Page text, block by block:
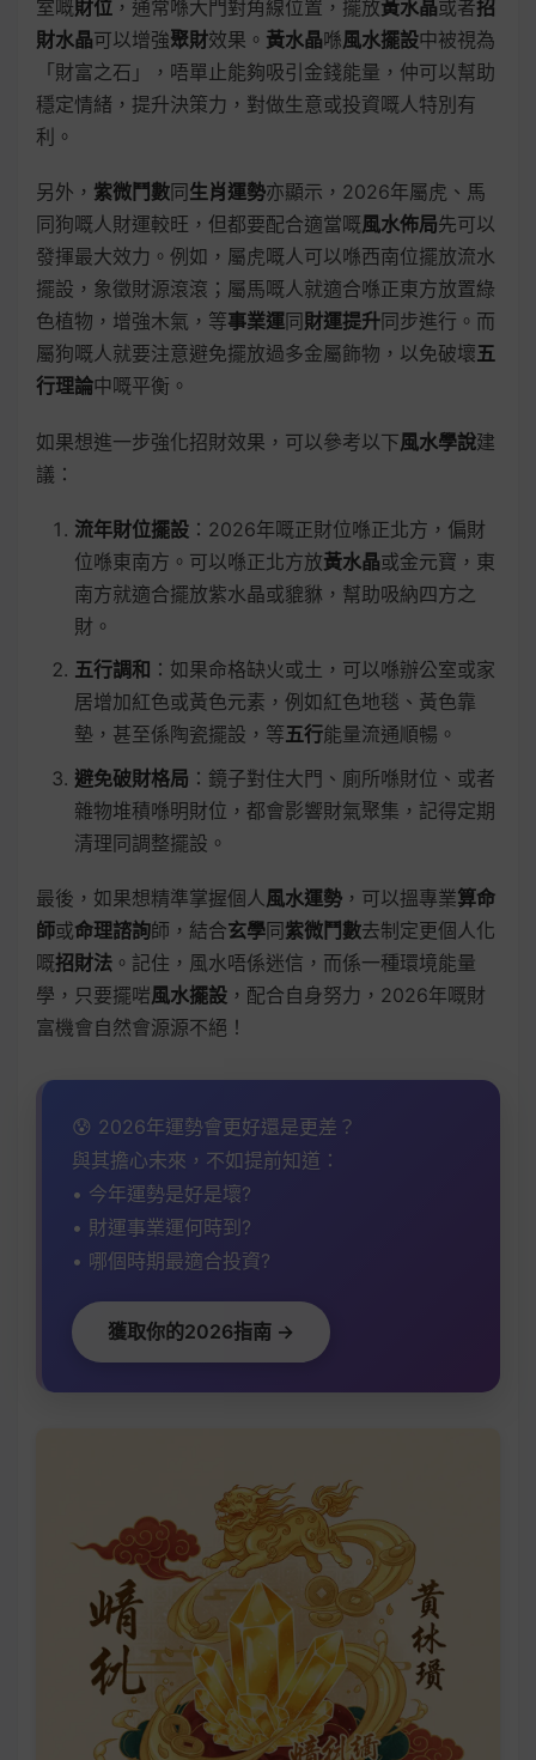
室嘅財位 ，通常喺大門對角線位置，擺放黃水晶或者招
財水晶可以增強聚財效果。 黃水晶喺風水擺設中被視為
「財富之石」，唔單止能夠吸引金錢能量，仲可以幫助
穩定情緒，提升決策力，對做生意或投資嘅人特別有
利。
另外， 紫微鬥數同生肖運勢亦顯示，2026年屬虎、馬
同狗嘅人財運較旺，但都要配合適當嘅風水佈局先可以
發揮最大效力。例如，屬虎嘅人可以喺西南位擺放流水
擺設，象徵財源滾滾；屬馬嘅人就適合喺正東方放置綠
色植物，增強木氣，等事業運同財運提升同步進行。而
屬狗嘅人就要注意避免擺放過多金屬飾物，以免破壞五
行理論中嘅平衡。
如果想進一步強化招財效果，可以參考以下風水學說建
議：
流年財位擺設 ：2026年嘅正財位喺正北方，偏財
位喺東南方。可以喺正北方放黃水晶或金元寶，東
南方就適合擺放紫水晶或貔貅，幫助吸納四方之
財。
五行調和 ：如果命格缺火或土，可以喺辦公室或家
居增加紅色或黃色元素，例如紅色地毯、黃色靠
墊，甚至係陶瓷擺設，等五行能量流通順暢。
避免破財格局 ：鏡子對住大門、廁所喺財位、或者
雜物堆積喺明財位，都會影響財氣聚集，記得定期
清理同調整擺設。
最後，如果想精準掌握個人風水運勢 ，可以搵專業算命
師或命理諮詢師，結合玄學同紫微鬥數去制定更個人化
嘅招財法 。記住，風水唔係迷信，而係一種環境能量
學，只要擺啱風水擺設 ，配合自身努力，2026年嘅財
富機會自然會源源不絕！
😰 2026年運勢會更好還是更差？
與其擔心未來，不如提前知道：
• 今年運勢是好是壞?
• 財運事業運何時到?
• 哪個時期最適合投資?
獲取你的2026指南 →